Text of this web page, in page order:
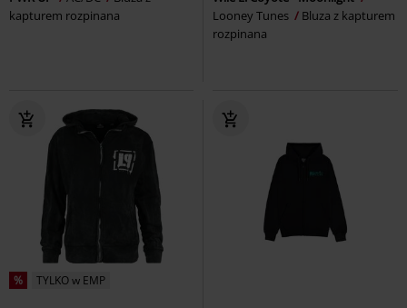
kapturem rozpinana
Looney Tunes
Bluza z kapturem
rozpinana
% TYLKO w EMP